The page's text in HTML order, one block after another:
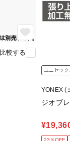
比較する
ユニセック
YONEX (
ジオブ
23％OFF